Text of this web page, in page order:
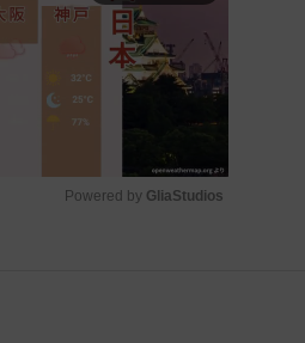
Powered by GliaStudios